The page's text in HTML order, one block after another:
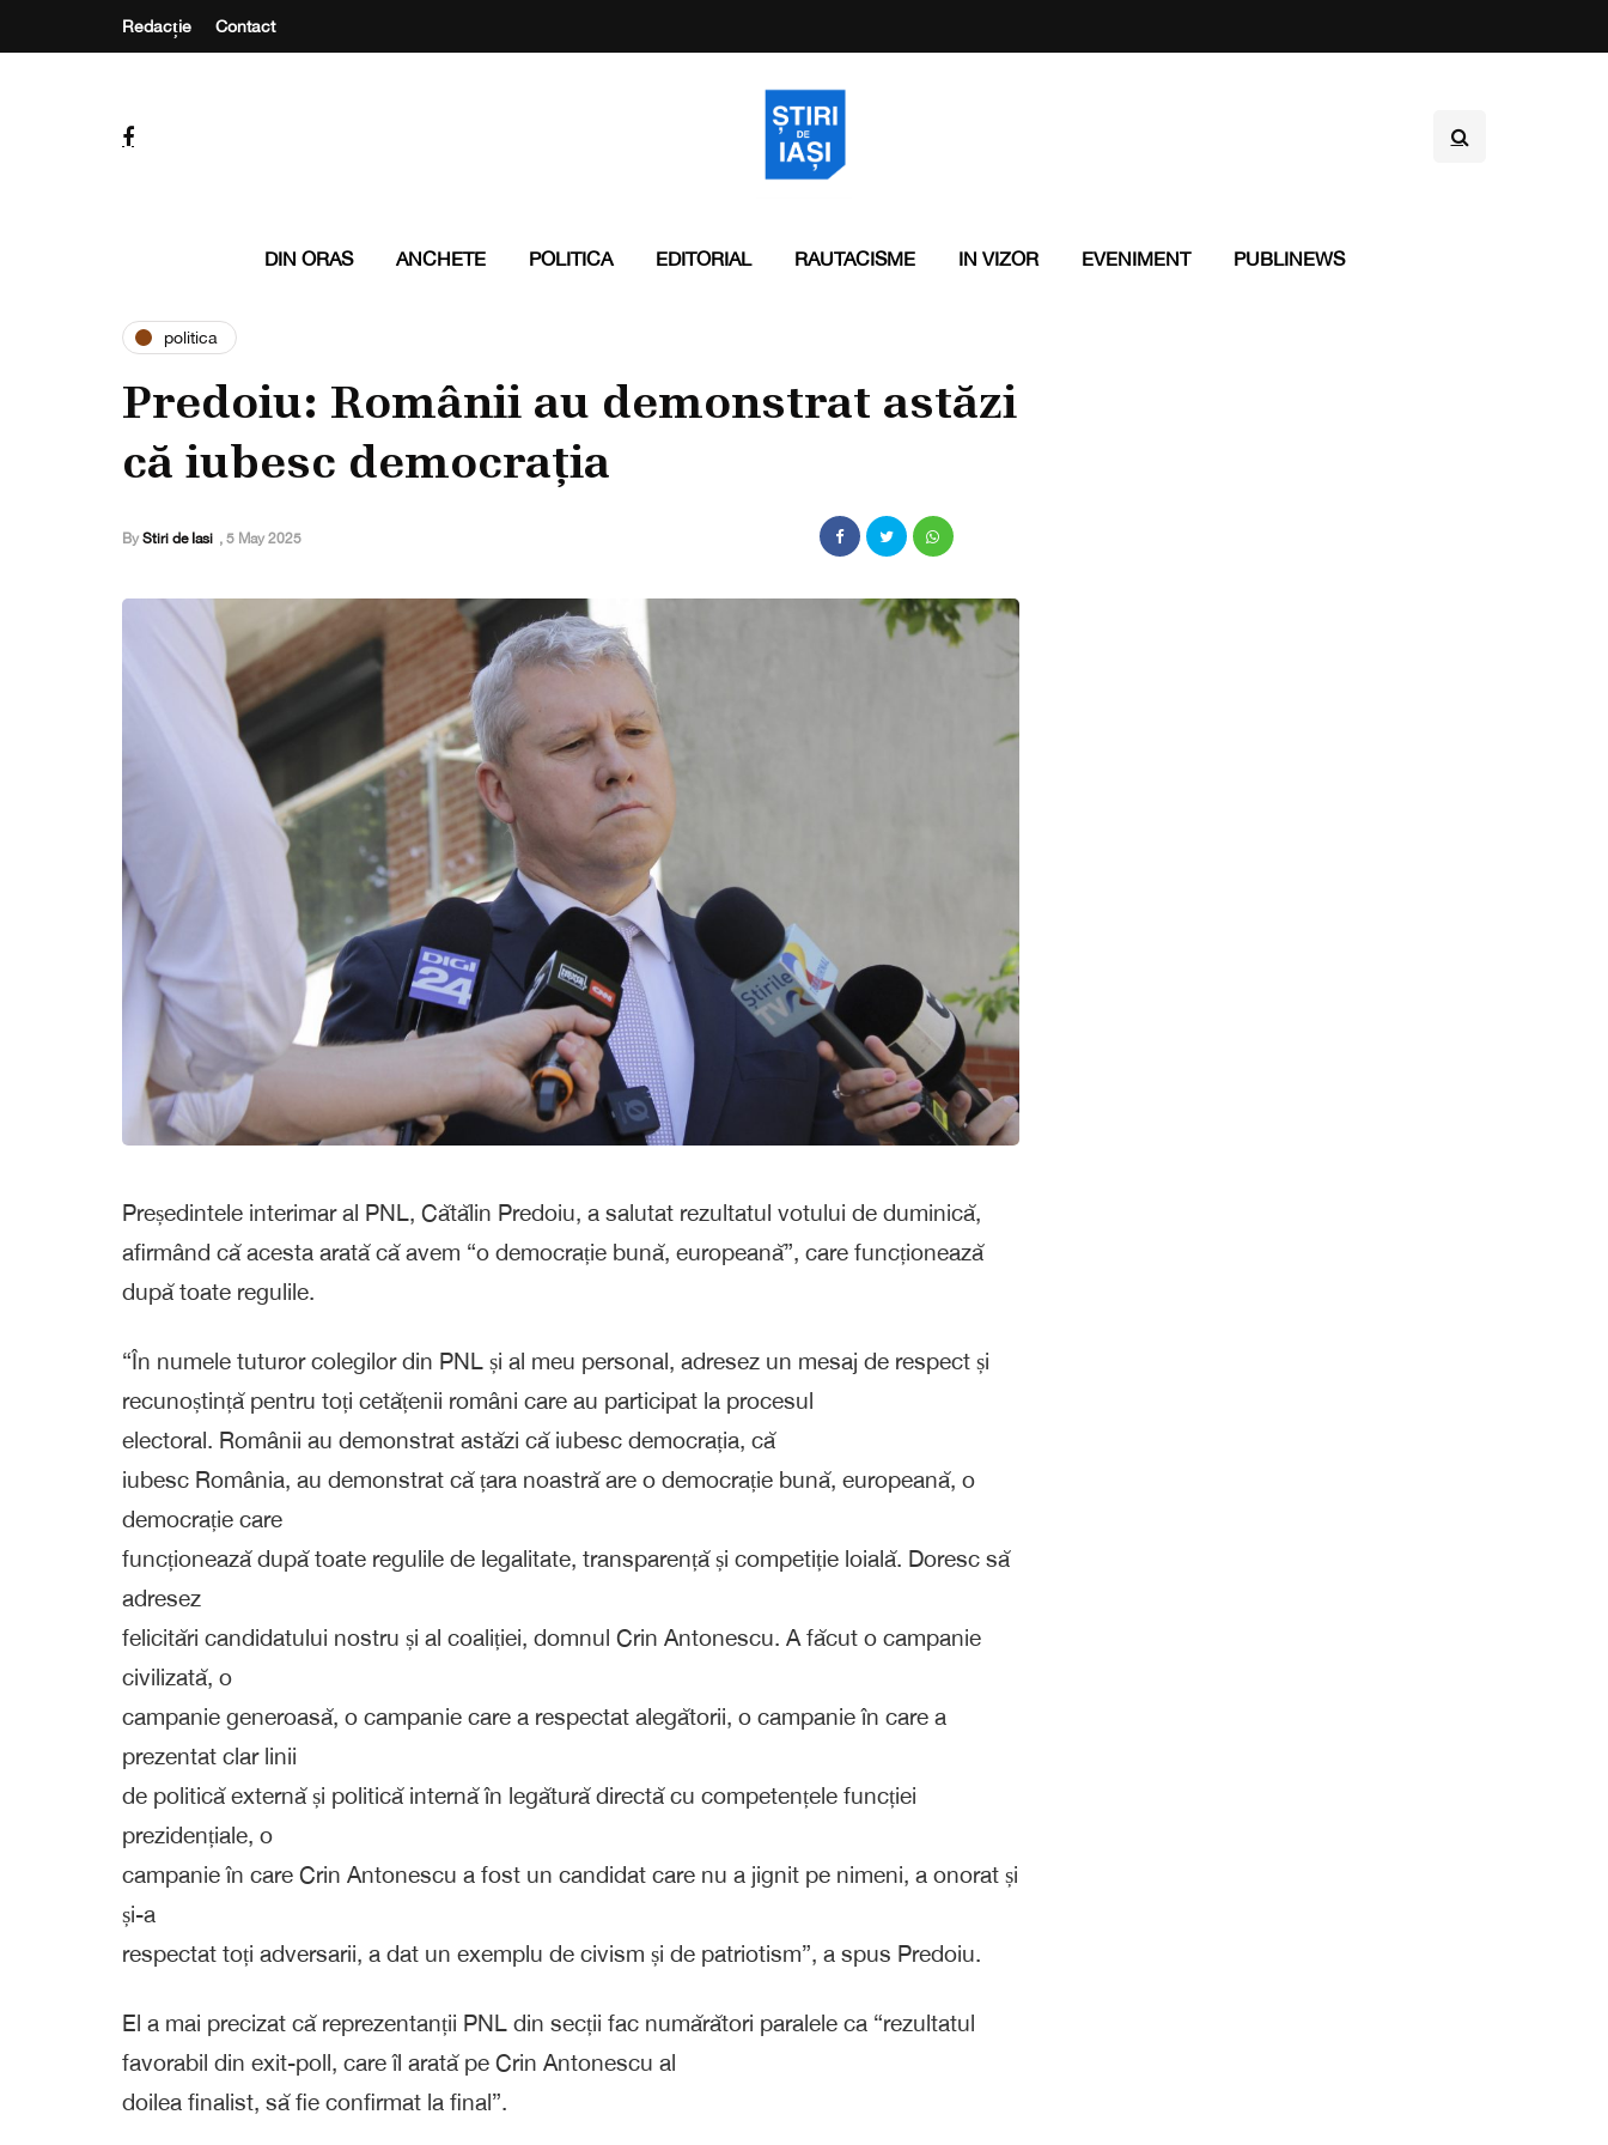
Redacție Contact
DIN ORAS ANCHETE POLITICA EDITORIAL RAUTACISME IN VIZOR EVENIMENT PUBLINEWS
politica
Predoiu: Românii au demonstrat astăzi
că iubesc democrația
By Stiri de Iasi , 5 May 2025
Președintele interimar al PNL, Cătălin Predoiu, a salutat rezultatul votului de duminică,
afirmând că acesta arată că avem “o democrație bună, europeană”, care funcționează
după toate regulile.
“În numele tuturor colegilor din PNL și al meu personal, adresez un mesaj de respect și
recunoștință pentru toți cetățenii români care au participat la procesul
electoral. Românii au demonstrat astăzi că iubesc democrația, că
iubesc România, au demonstrat că țara noastră are o democrație bună, europeană, o
democrație care
funcționează după toate regulile de legalitate, transparență și competiție loială. Doresc să
adresez
felicitări candidatului nostru și al coaliției, domnul Crin Antonescu. A făcut o campanie
civilizată, o
campanie generoasă, o campanie care a respectat alegătorii, o campanie în care a
prezentat clar linii
de politică externă și politică internă în legătură directă cu competențele funcției
prezidențiale, o
campanie în care Crin Antonescu a fost un candidat care nu a jignit pe nimeni, a onorat și
și-a
respectat toți adversarii, a dat un exemplu de civism și de patriotism”, a spus Predoiu.
El a mai precizat că reprezentanții PNL din secții fac numărători paralele ca “rezultatul
favorabil din exit-poll, care îl arată pe Crin Antonescu al
doilea finalist, să fie confirmat la final”.